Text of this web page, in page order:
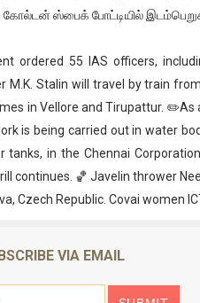
கோல்டன் ஸ்பைக் போட்டியில்
ordered 55 IAS officers,
Stalin will travel by train
in Vellore and Tirupattur.
is being carried out in water
in the Chennai
continues. 🏀 Javelin thrower
Czech Republic. Covai women
VIA EMAIL